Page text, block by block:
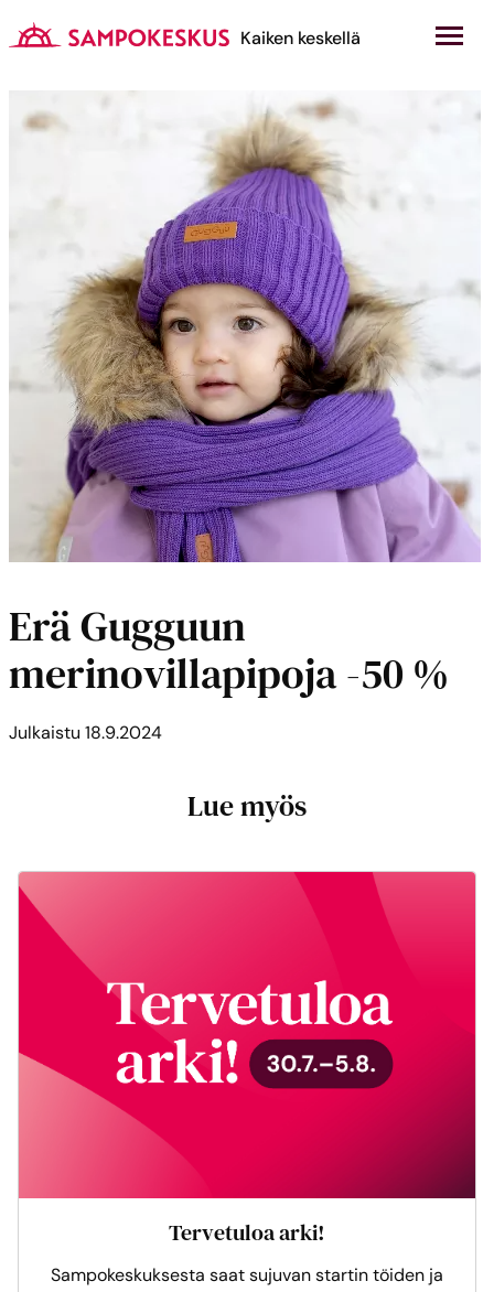
sisältöön
Kauppakeskus Sampokeskus
Kaiken keskellä
Erä Gugguun
merinovillapipoja -50 %
Julkaistu 18.9.2024
Lue myös
Tervetuloa arki!
Sampokeskuksesta saat sujuvan startin töiden ja